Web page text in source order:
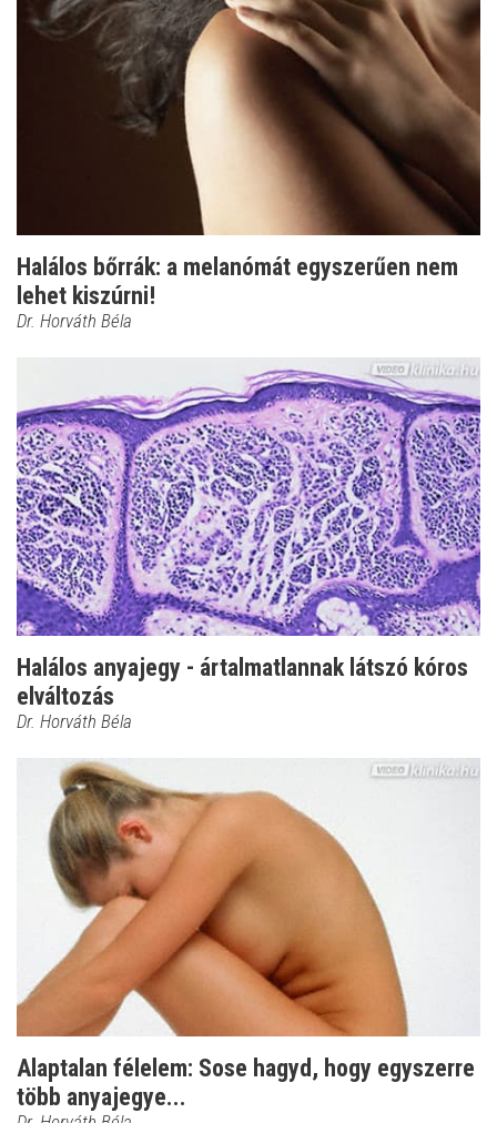
Halálos bőrrák: a melanómát egyszerűen nem
lehet kiszúrni!
Dr. Horváth Béla
Halálos anyajegy - ártalmatlannak látszó kóros
elváltozás
Dr. Horváth Béla
Alaptalan félelem: Sose hagyd, hogy egyszerre
több anyajegye...